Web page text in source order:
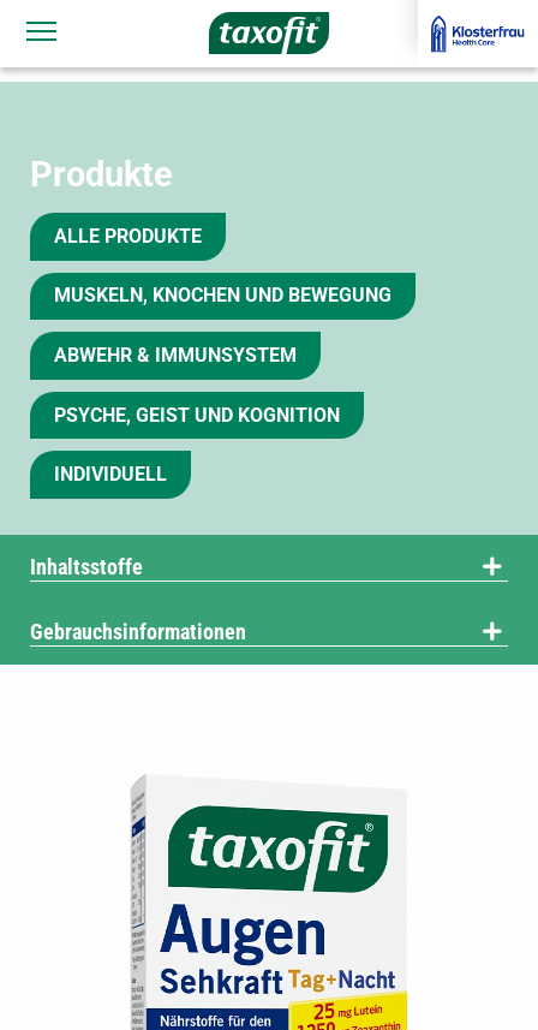
Navigationssichtbarkeit umschalten
Produkte
ALLE PRODUKTE
MUSKELN, KNOCHEN UND BEWEGUNG
ABWEHR & IMMUNSYSTEM
PSYCHE, GEIST UND KOGNITION
INDIVIDUELL
Inhaltsstoffe
Gebrauchsinformationen